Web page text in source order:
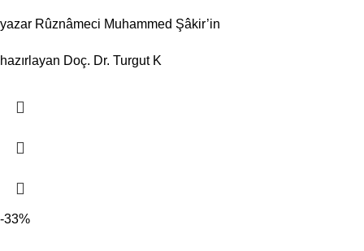
yazar Rûznâmeci Muhammed Şâkir’in
hazırlayan Doç. Dr. Turgut K
-33%